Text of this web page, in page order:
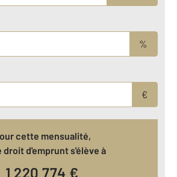
%
€
cette mensualité,
droit d'emprunt s'élève à
1 220 774 €